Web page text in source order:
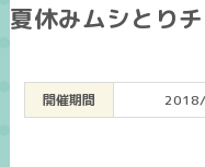
夏休みムシとり
開催期間